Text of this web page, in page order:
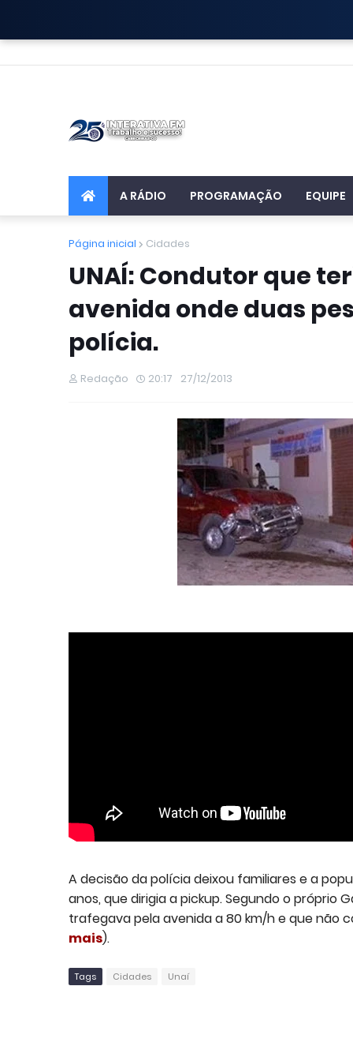
A RÁDIO PROGRAMAÇÃO EQUIPE
Página inicial Cidades
UNAÍ: Condutor que
avenida onde duas
polícia.
Redação 20:17 27/12/2013
A decisão da polícia deixou familiares e a
anos, que dirigia a pickup. Segundo o próprio
trafegava pela avenida a 80 km/h e que não
mais).
Tags Cidades Unaí